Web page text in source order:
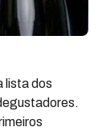
lista dos